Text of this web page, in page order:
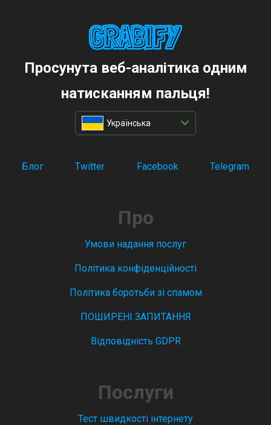
Просунута веб-аналітика одним
натисканням пальця!
Українська
Блог Twitter Facebook Telegram
Про
Умови надання послуг
Політика конфіденційності
Політика боротьби зі спамом
ПОШИРЕНІ ЗАПИТАННЯ
Відповідність GDPR
Послуги
Тест швидкості інтернету